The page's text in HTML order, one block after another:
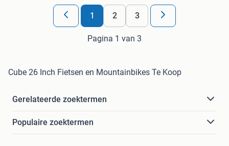
1 2 3
Pagina 1 van 3
Cube 26 Inch Fietsen en Mountainbikes Te Koop
Gerelateerde zoektermen
Populaire zoektermen